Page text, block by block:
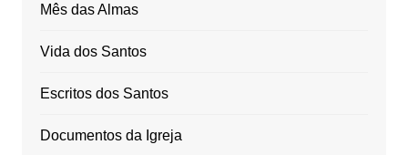
Mês das Almas
Vida dos Santos
Escritos dos Santos
Documentos da Igreja